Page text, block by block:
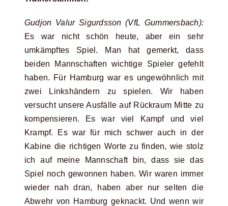
Gudjon Valur Sigurdsson (VfL Gummersbach):
Es war nicht schön heute, aber ein sehr
umkämpftes Spiel. Man hat gemerkt, dass
beiden Mannschaften wichtige Spieler gefehlt
haben. Für Hamburg war es ungewöhnlich mit
zwei Linkshändern zu spielen. Wir haben
versucht unsere Ausfälle auf Rückraum Mitte zu
kompensieren. Es war viel Kampf und viel
Krampf. Es war für mich schwer auch in der
Kabine die richtigen Worte zu finden, wie stolz
ich auf meine Mannschaft bin, dass sie das
Spiel noch gewonnen haben. Wir waren immer
wieder nah dran, haben aber nur selten die
Abwehr von Hamburg geknackt. Und wenn wir